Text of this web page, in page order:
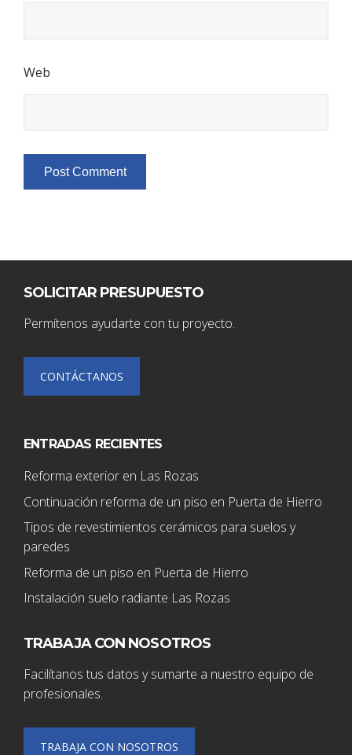
Web
SOLICITAR PRESUPUESTO
Permítenos ayudarte con tu proyecto.
CONTÁCTANOS
ENTRADAS RECIENTES
Reforma exterior en Las Rozas
Continuación reforma de un piso en Puerta de Hierro
Tipos de revestimientos cerámicos para suelos y
paredes
Reforma de un piso en Puerta de Hierro
Instalación suelo radiante Las Rozas
TRABAJA CON NOSOTROS
Facilítanos tus datos y sumarte a nuestro equipo de
profesionales.
TRABAJA CON NOSOTROS